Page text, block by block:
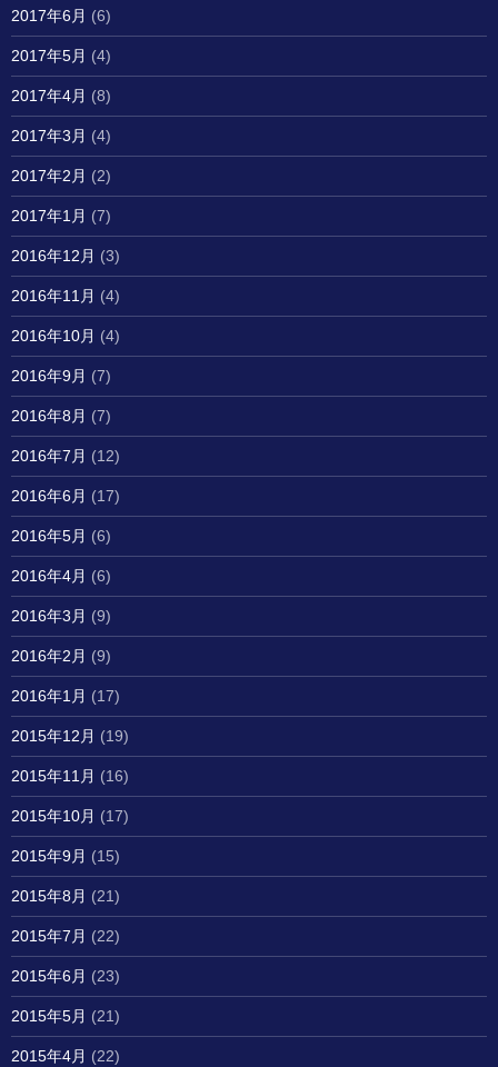
2017年6月 (6)
2017年5月 (4)
2017年4月 (8)
2017年3月 (4)
2017年2月 (2)
2017年1月 (7)
2016年12月 (3)
2016年11月 (4)
2016年10月 (4)
2016年9月 (7)
2016年8月 (7)
2016年7月 (12)
2016年6月 (17)
2016年5月 (6)
2016年4月 (6)
2016年3月 (9)
2016年2月 (9)
2016年1月 (17)
2015年12月 (19)
2015年11月 (16)
2015年10月 (17)
2015年9月 (15)
2015年8月 (21)
2015年7月 (22)
2015年6月 (23)
2015年5月 (21)
2015年4月 (22)